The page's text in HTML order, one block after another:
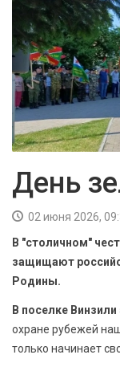
ЭКОНОМИКА
КУЛЬТУРА
БЕЗОПАСНОСТЬ
СПОРТ
АРХИВ PDF
День
02 июня 2026,
В "столичном"
защищают
Родины.
В поселке Винзили
охране рубежей
только начинает